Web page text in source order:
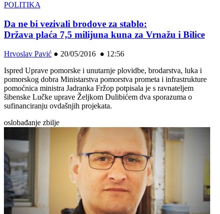
POLITIKA
Da ne bi vezivali brodove za stablo:
Država plaća 7,5 milijuna kuna za Vrnažu i Bilice
Hrvoslav Pavić ● 20/05/2016 ● 12:56
Ispred Uprave pomorske i unutarnje plovidbe, brodarstva, luka i
pomorskog dobra Ministarstva pomorstva prometa i infrastrukture
pomoćnica ministra Jadranka Fržop potpisala je s ravnateljem
šibenske Lučke uprave Željkom Dulibićem dva sporazuma o
sufinanciranju ovdašnjih projekata.
oslobađanje zbilje